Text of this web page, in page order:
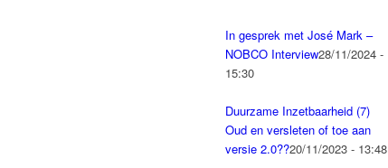
In gesprek met José Mark –
NOBCO Interview28/11/2024 -
15:30
Duurzame Inzetbaarheid (7)
Oud en versleten of toe aan
versie 2.0??20/11/2023 - 13:48